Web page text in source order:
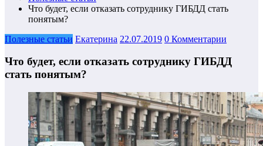
Что будет, если отказать сотруднику ГИБДД стать
понятым?
Полезные статьи Екатерина 22.07.2019 0 Комментарии
Что будет, если отказать сотруднику ГИБДД
стать понятым?